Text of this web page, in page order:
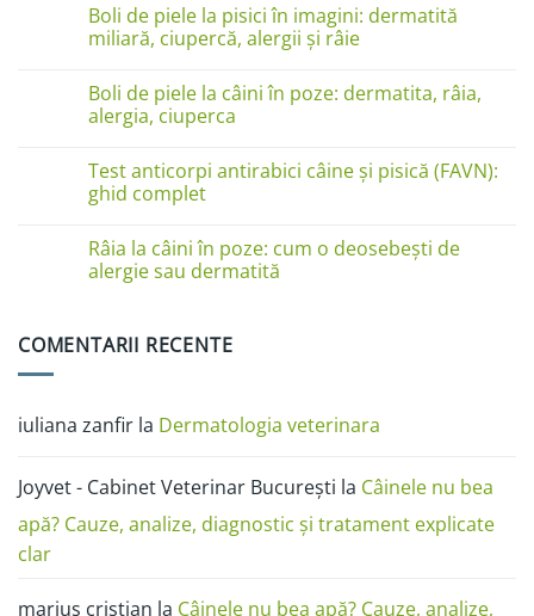
Câinele
se
linge
Cauze
și
soluții
Boli de piele la pisici în imagini: dermatită
miliară, ciupercă, alergii și râie
la
Boli
de
pisici
în
imagini:
ciupercă,
alergii
și
Boli de piele la câini în poze: dermatita, râia,
alergia, ciuperca
Boli
de
câini
în
poze:
ciuperca
Test anticorpi antirabici câine și pisică (FAVN):
ghid complet
la
Test
anticorpi
pisică
Râia la câini în poze: cum o deosebești de
alergie sau dermatită
Râia
cum
o
alergie
sau
COMENTARII RECENTE
iuliana zanfir la Dermatologia veterinara
Joyvet - Cabinet Veterinar București la Câinele nu bea
apă? Cauze, analize, diagnostic și tratament explicate
clar
marius cristian la Câinele nu bea apă? Cauze, analize,